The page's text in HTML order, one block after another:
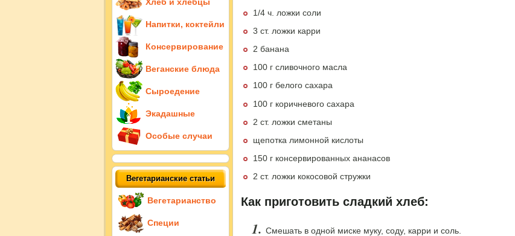
1/4 ч. ложки соли
3 ст. ложки карри
2 банана
100 г сливочного масла
100 г белого сахара
100 г коричневого сахара
2 ст. ложки сметаны
щепотка лимонной кислоты
150 г консервированных ананасов
2 ст. ложки кокосовой стружки
Как приготовить сладкий хлеб:
Смешать в одной миске муку, соду, карри и соль.
Напитки, коктейли
Консервирование
Веганские блюда
Сыроедение
Экадашные
Особые случаи
Вегетарианские статьи
Вегетарианство
Специи